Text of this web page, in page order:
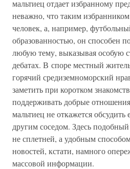
мальтиец отдает избранному
неважно, что таким
человек, а, например,
образованностью, он способен
любую тему, выказывая особую
дебатах. В споре местный
горячий средиземноморский
заметить при коротком
поддерживать добрые
мальтиец не откажется
другим соседом. Здесь подобный
не сплетней, а удобным
новостей, кстати, намного
массовой информации.